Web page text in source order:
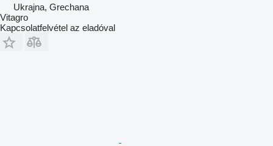
Ukrajna, Grechana
Vitagro
Kapcsolatfelvétel az eladóval